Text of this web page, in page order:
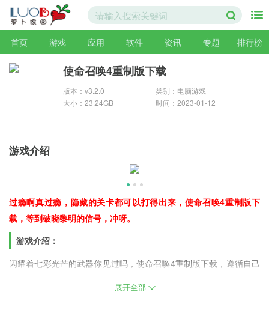
首页 游戏 应用 软件 资讯 专题 排行榜
使命召唤4重制版下载
版本：v3.2.0
类别：电脑游戏
大小：23.24GB
时间：2023-01-12
游戏介绍
过瘾啊真过瘾，隐藏的关卡都可以打得出来，使命召唤4重制版下
载，等到破晓黎明的信号，冲呀。
游戏介绍：
闪耀着七彩光芒的武器你见过吗，使命召唤4重制版下载，遵循自己
现，不管是射击还是爆炸，都有着明显的画面提升，直接冲上去一
展开全部